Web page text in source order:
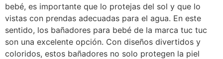
bebé, es importante que lo protejas del sol y que lo
vistas con prendas adecuadas para el agua. En este
sentido, los bañadores para bebé de la marca tuc tuc
son una excelente opción. Con diseños divertidos y
coloridos, estos bañadores no solo protegen la piel